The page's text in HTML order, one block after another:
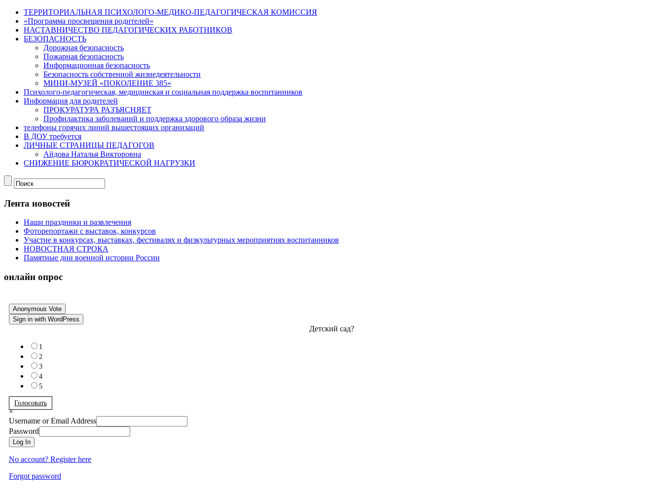
ТЕРРИТОРИАЛЬНАЯ ПСИХОЛОГО-МЕДИКО-ПЕДАГОГИЧЕСКАЯ КОМИССИЯ
«Программа просвещения родителей»
НАСТАВНИЧЕСТВО ПЕДАГОГИЧЕСКИХ РАБОТНИКОВ
БЕЗОПАСНОСТЬ
Дорожная безопасность
Пожарная безопасность
Информационная безопасность
Безопасность собственной жизнедеятельности
МИНИ-МУЗЕЙ «ПОКОЛЕНИЕ 385»
Психолого-педагогическая, медицинская и социальная поддержка воспитанников
Информация для родителей
ПРОКУРАТУРА РАЗЪЯСНЯЕТ
Профилактика заболеваний и поддержка здорового образа жизни
телефоны горячих линий вышестоящих организаций
В ДОУ требуется
ЛИЧНЫЕ СТРАНИЦЫ ПЕДАГОГОВ
Айдова Наталья Викторовна
СНИЖЕНИЕ БЮРОКРАТИЧЕСКОЙ НАГРУЗКИ
Лента новостей
Наши праздники и развлечения
Фоторепортажи с выставок, конкурсов
Участие в конкурсах, выставках, фестивалях и физкультурных мероприятиях воспитанников
НОВОСТНАЯ СТРОКА
Памятные дни военной истории России
онлайн опрос
Anonymous Vote
Sign in with WordPress
Детский сад?
1
2
3
4
5
Голосовать
×
Username or Email Address
Password
Log In
No account? Register here
Forgot password